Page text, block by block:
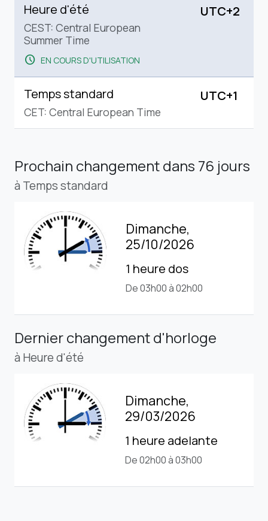
Heure d'été
CEST: Central European
Summer Time
schedule EN COURS D'UTILISATION
UTC+2
Temps standard
CET: Central European Time
UTC+1
Prochain changementdans 76 jours
à Temps standard
Dimanche,
25/10/2026
1 heure dos
De 03h00 à 02h00
Dernier changement d'horloge
à Heure d'été
Dimanche,
29/03/2026
1 heure adelante
De 02h00 à 03h00